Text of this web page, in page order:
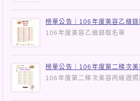
榜單公告｜106年度美容乙級錄
106年度美容乙級錄取名單
榜單公告｜106年度第二梯次
106年度第二梯次美容丙級證